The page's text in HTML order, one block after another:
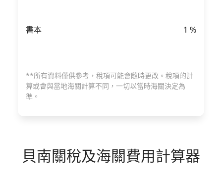
書本 1 %
**所有資料僅供參考，稅項可能會隨時更改。稅項的計
算或會與當地海關計算不同，一切以當時海關決定為
準。
貝南關稅及海關費用計算器